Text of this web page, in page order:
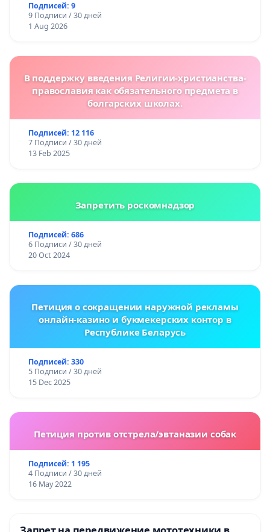
Подписей: 9
9 Подписи / 30 дней
1 Aug 2026
В поддержку введения Религии-христианства-
православия как обязательного предмета в
болгарских школах.
Подписей: 12 116
7 Подписи / 30 дней
13 Feb 2025
Запретить роскомнадзор
Подписей: 686
6 Подписи / 30 дней
20 Oct 2024
Петиция о сокращении наружной рекламы
онлайн-казино и букмекерских контор в
Республике Беларусь
Подписей: 330
5 Подписи / 30 дней
15 Dec 2025
Петиция против отстрела/эвтаназии собак
Подписей: 1 195
4 Подписи / 30 дней
16 May 2022